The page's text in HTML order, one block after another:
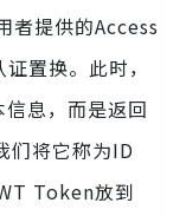
者提供的Access
置换。此时，
息，而是返回
们将它称为ID
Token放到